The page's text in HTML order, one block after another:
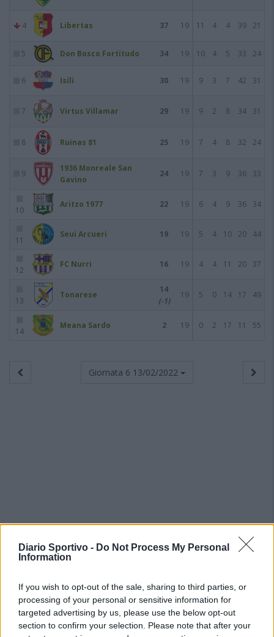
Diario Sportivo - Do Not Process My Personal
Information
If you wish to opt-out of the sale, sharing to third parties, or
processing of your personal or sensitive information for
targeted advertising by us, please use the below opt-out
section to confirm your selection. Please note that after your
4 Libertas 37 19 11 4 4 39 21
5 Don Bosco Fortitudo 34 19 10 4 5 33 24
6 Isili 30 19 9 3 7 42 31
7 Virtus Villamar 29 19 9 2 8 34 31
8 Ruinas 81 25 19 7 4 8 32 24
9
1936 Monreale San
Gavino
24 19 7 3 9 36 33
10
Aritzo 1977 22 19 6 4 9 36 34
11
Seui Arcueri 19 19 5 4 10 20 44
12
FC Nurri 16 19 4 4 11 20 37
13
Tonarese
14
(-1)
19 5 0 14 17 49
14
Meana Sardo 2 19 0 2 17 11 55
Giornata 6 13/02/2022